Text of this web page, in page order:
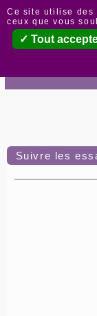
Suivre les
Panneau de
Ce site utilise des
ceux que vous
Tout